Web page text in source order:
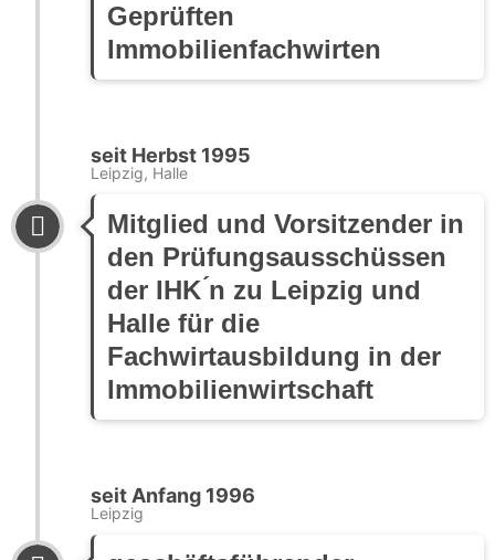
Geprüften
Immobilienfachwirten
seit Herbst 1995
Leipzig, Halle
Mitglied und Vorsitzender in
den Prüfungsausschüssen
der IHK ́n zu Leipzig und
Halle für die
Fachwirtausbildung in der
Immobilienwirtschaft
seit Anfang 1996
Leipzig